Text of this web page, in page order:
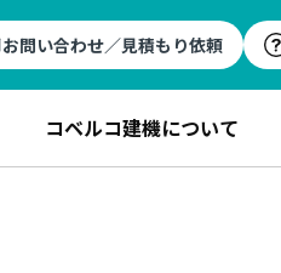
お問い合わせ／見積もり依頼
コベルコ建機について